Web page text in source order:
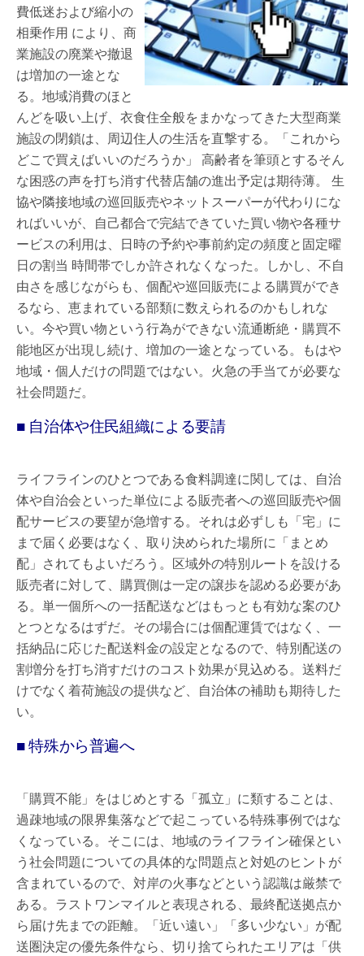
費低迷および縮小の
相乗作用 により、商
業施設の廃業や撤退
は増加の一途とな
る。地域消費のほと
んどを吸い上げ、衣食住全般をまかなってきた大型商業
施設の閉鎖は、周辺住人の生活を直撃する。「これから
どこで買えばいいのだろうか」 高齢者を筆頭とするそん
な困惑の声を打ち消す代替店舗の進出予定は期待薄。 生
協や隣接地域の巡回販売やネットスーパーが代わりにな
ればいいが、自己都合で完結できていた買い物や各種サ
ービスの利用は、日時の予約や事前約定の頻度と固定曜
日の割当 時間帯でしか許されなくなった。しかし、不自
由さを感じながらも、個配や巡回販売による購買ができ
るなら、恵まれている部類に数えられるのかもしれな
い。今や買い物という行為ができない流通断絶・購買不
能地区が出現し続け、増加の一途となっている。もはや
地域・個人だけの問題ではない。火急の手当てが必要な
社会問題だ。
■ 自治体や住民組織による要請
ライフラインのひとつである食料調達に関しては、自治
体や自治会といった単位による販売者への巡回販売や個
配サービスの要望が急増する。それは必ずしも「宅」に
まで届く必要はなく、取り決められた場所に「まとめ
配」されてもよいだろう。区域外の特別ルートを設ける
販売者に対して、購買側は一定の譲歩を認める必要があ
る。単一個所への一括配送などはもっとも有効な案のひ
とつとなるはずだ。その場合には個配運賃ではなく、一
括納品に応じた配送料金の設定となるので、特別配送の
割増分を打ち消すだけのコスト効果が見込める。送料だ
けでなく着荷施設の提供など、自治体の補助も期待した
い。
■ 特殊から普遍へ
「購買不能」をはじめとする「孤立」に類することは、
過疎地域の限界集落などで起こっている特殊事例ではな
くなっている。そこには、地域のライフライン確保とい
う社会問題についての具体的な問題点と対処のヒントが
含まれているので、対岸の火事などという認識は厳禁で
ある。ラストワンマイルと表現される、最終配送拠点か
ら届け先までの距離。「近い遠い」「多い少ない」が配
送圏決定の優先条件なら、切り捨てられたエリアは「供